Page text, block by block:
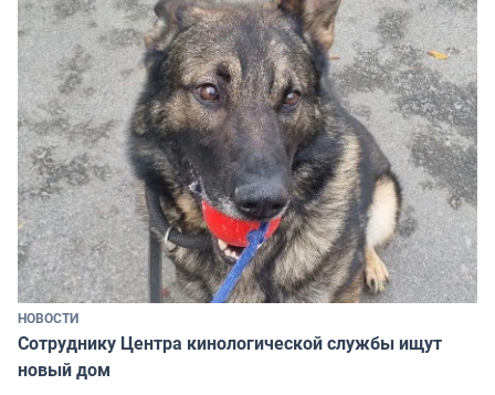
НОВОСТИ
Сотруднику Центра кинологической службы ищут
новый дом